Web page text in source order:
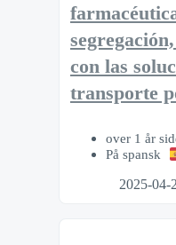
con las
transporte
over 1 år
På spansk
2025-04-